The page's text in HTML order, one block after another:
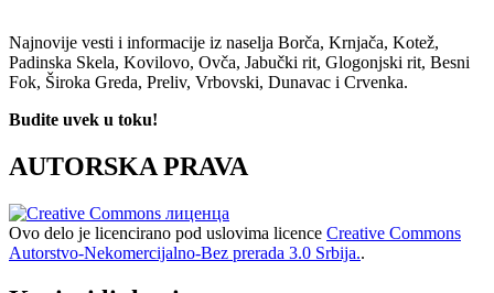
Najnovije vesti i informacije iz naselja Borča, Krnjača, Kotež,
Padinska Skela, Kovilovo, Ovča, Jabučki rit, Glogonjski rit, Besni
Fok, Široka Greda, Preliv, Vrbovski, Dunavac i Crvenka.
Budite uvek u toku!
AUTORSKA PRAVA
Ovo delo je licencirano pod uslovima licence Creative Commons
Autorstvo-Nekomercijalno-Bez prerada 3.0 Srbija..